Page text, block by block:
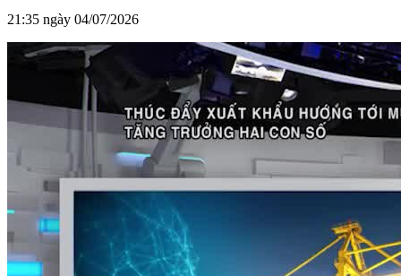
21:35 ngày 04/07/2026